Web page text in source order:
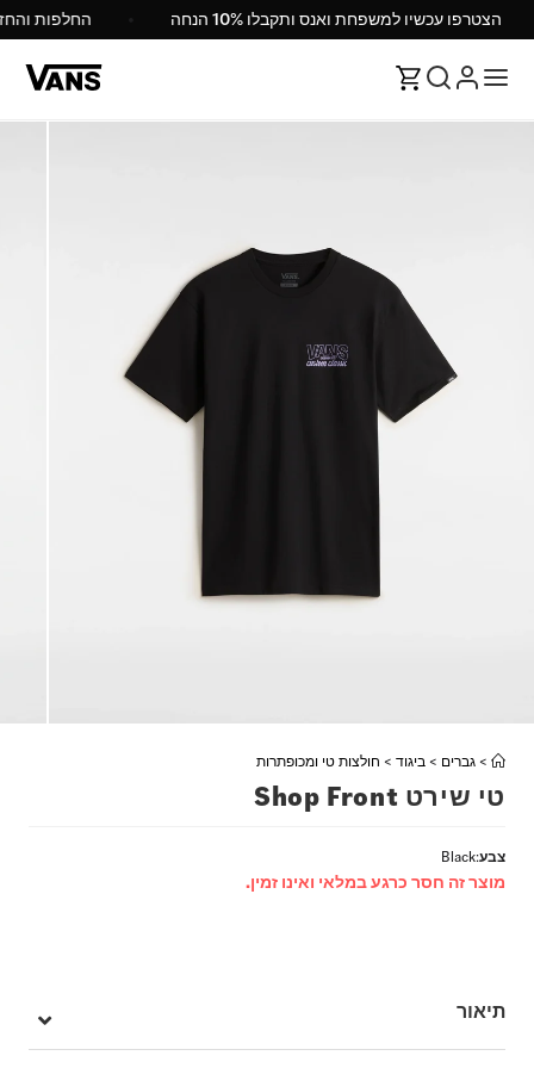
הצטרפו עכשיו למשפחת ואנס ותקבלו 10% הנחה החלפות
> גברים > ביגוד > חולצות טי ומכופתרות
טי שירט Shop Front
צבע:
Black
מוצר זה חסר כרגע במלאי ואינו זמין.
תיאור